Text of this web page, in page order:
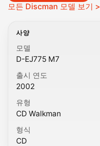
모든 Discman 모델 보기 >
사양
모델
D-EJ775 M7
출시 연도
2002
유형
CD Walkman
형식
CD